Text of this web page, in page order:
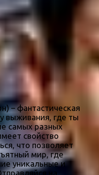
– фантастическая
выживания, где ты
самых разных
свойство
что позволяет
мир, где
уникальные и
на